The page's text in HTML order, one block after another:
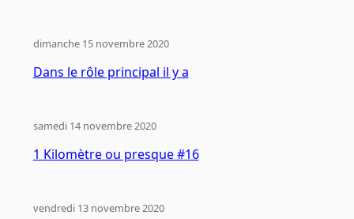
Dans le rôle principal il y a
dimanche 15 novembre 2020
1 Kilomètre ou presque #16
samedi 14 novembre 2020
vendredi 13 novembre 2020